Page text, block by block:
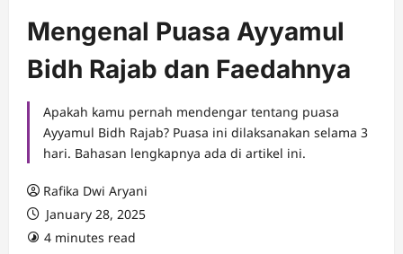
Mengenal Puasa Ayyamul
Bidh Rajab dan Faedahnya
Apakah kamu pernah mendengar tentang puasa
Ayyamul Bidh Rajab? Puasa ini dilaksanakan selama 3
hari. Bahasan lengkapnya ada di artikel ini.
Rafika Dwi Aryani
January 28, 2025
4 minutes read